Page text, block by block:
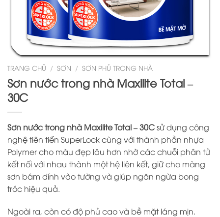
TRANG CHỦ / SƠN / SƠN PHỦ TRONG NHÀ
Sơn nước trong nhà Maxilite Total –
30C
Sơn nước trong nhà Maxilite Total – 30Csử dụng công
nghệ tiên tiến SuperLock cùng với thành phần nhựa
Polymer cho màu đẹp lâu hơn nhờ các chuỗi phân tử
kết nối với nhau thành một hệ liên kết, giữ cho màng
sơn bám dính vào tường và giúp ngăn ngừa bong
tróc hiệu quả.
Ngoài ra, còn có độ phủ cao và bề mặt láng mịn.